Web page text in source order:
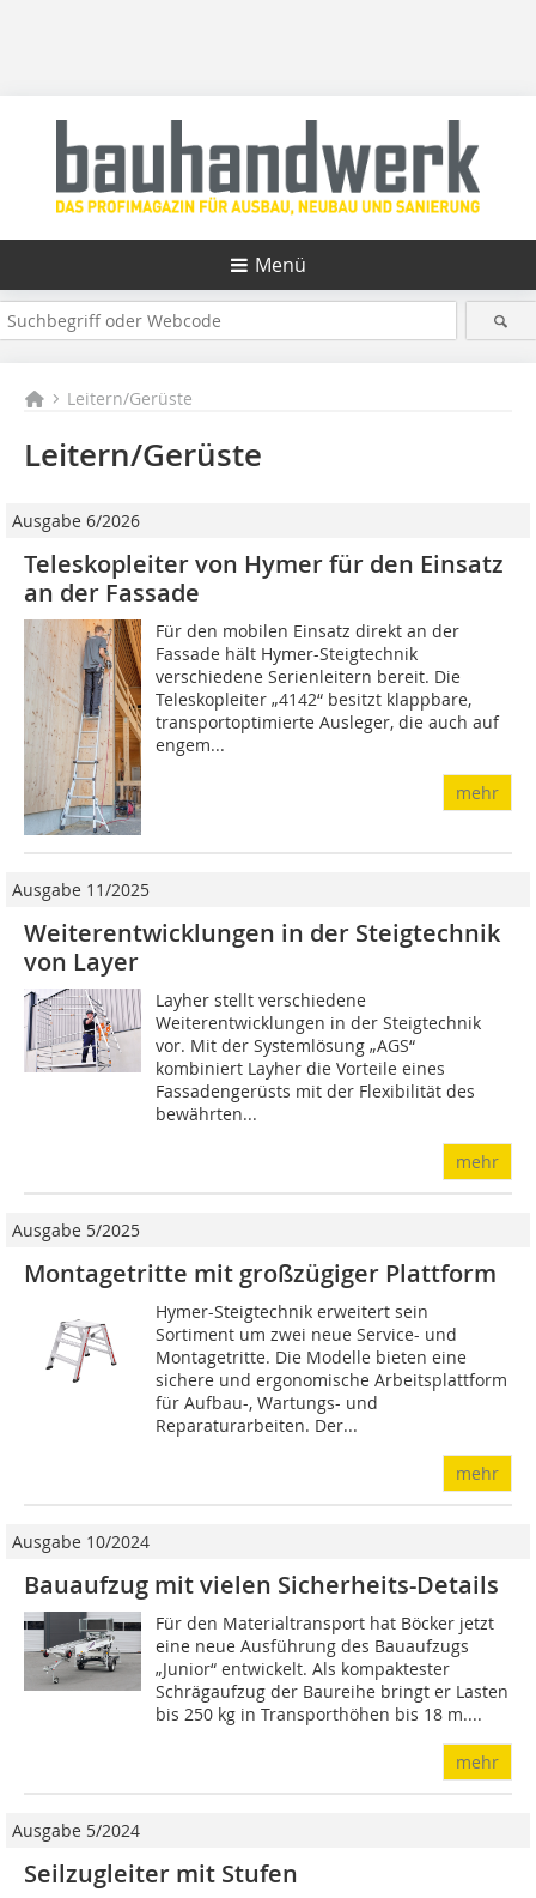
Menü
Leitern/Gerüste
Leitern/Gerüste
Ausgabe 6/2026
Teleskopleiter von Hymer für den Einsatz
an der Fassade
Für den mobilen Einsatz direkt an der
Fassade hält Hymer-Steigtechnik
verschiedene Serienleitern bereit. Die
Teleskopleiter „4142“ besitzt klappbare,
transportoptimierte Ausleger, die auch auf
engem...
mehr
Ausgabe 11/2025
Weiterentwicklungen in der Steigtechnik
von Layer
Layher stellt verschiedene
Weiterentwicklungen in der Steigtechnik
vor. Mit der Systemlösung „AGS“
kombiniert Layher die Vorteile eines
Fassadengerüsts mit der Flexibilität des
bewährten...
mehr
Ausgabe 5/2025
Montagetritte mit großzügiger Plattform
Hymer-Steigtechnik erweitert sein
Sortiment um zwei neue Service- und
Montagetritte. Die Modelle bieten eine
sichere und ergonomische Arbeitsplattform
für Aufbau-, Wartungs- und
Reparaturarbeiten. Der...
mehr
Ausgabe 10/2024
Bauaufzug mit vielen Sicherheits-Details
Für den Materialtransport hat Böcker jetzt
eine neue Ausführung des Bauaufzugs
„Junior“ entwickelt. Als kompaktester
Schrägaufzug der Baureihe bringt er Lasten
bis 250 kg in Transporthöhen bis 18 m....
mehr
Ausgabe 5/2024
Seilzugleiter mit Stufen